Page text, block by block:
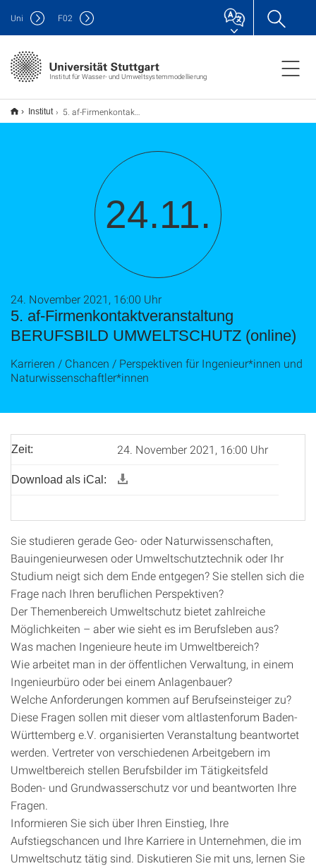
Institut für Wasser- und Umweltsystemmodellierung
Uni F02
Institut 5. af-Firmenkontaktveranstaltung BERUFSBILD UMWELTSCHUTZ (online)
24.11.
5. af-Firmenkontaktveranstaltung
BERUFSBILD UMWELTSCHUTZ (online)
24. November 2021, 16:00 Uhr
Karrieren / Chancen / Perspektiven für Ingenieur*innen und
Naturwissenschaftler*innen
Zeit: 24. November 2021, 16:00 Uhr
Download als iCal:
Sie studieren gerade Geo- oder Naturwissenschaften,
Bauingenieurwesen oder Umweltschutztechnik oder Ihr
Studium neigt sich dem Ende entgegen? Sie stellen sich die
Frage nach Ihren beruflichen Perspektiven?
Der Themenbereich Umweltschutz bietet zahlreiche
Möglichkeiten – aber wie sieht es im Berufsleben aus?
Was machen Ingenieure heute im Umweltbereich?
Wie arbeitet man in der öffentlichen Verwaltung, in einem
Ingenieurbüro oder bei einem Anlagenbauer?
Welche Anforderungen kommen auf Berufseinsteiger zu?
Diese Fragen sollen mit dieser vom altlastenforum Baden-
Württemberg e.V. organisierten Veranstaltung beantwortet
werden. Vertreter von verschiedenen Arbeitgebern im
Umweltbereich stellen Berufsbilder im Tätigkeitsfeld
Boden- und Grundwasserschutz vor und beantworten Ihre
Fragen.
Informieren Sie sich über Ihren Einstieg, Ihre
Aufstiegschancen und Ihre Karriere in Unternehmen, die im
Umweltschutz tätig sind. Diskutieren Sie mit uns, lernen Sie